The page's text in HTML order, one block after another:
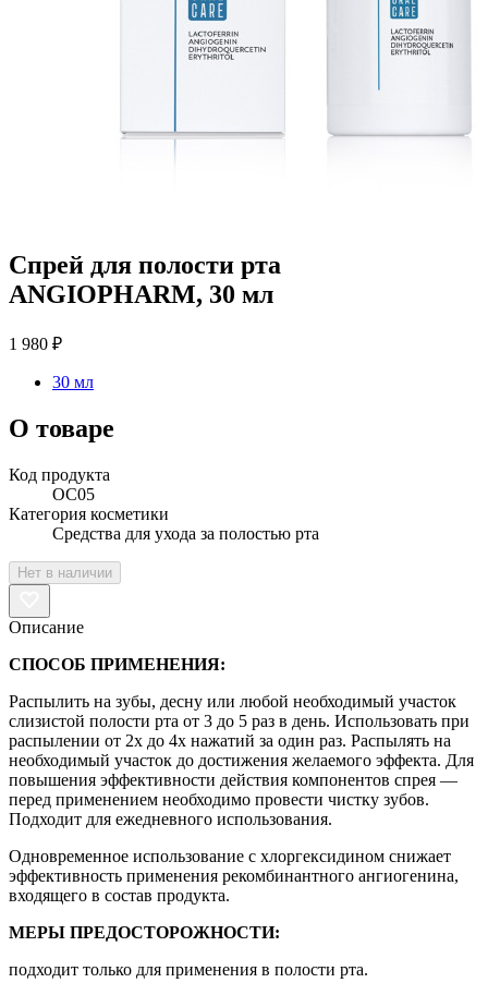
Спрей для полости рта
ANGIOPHARM, 30 мл
1 980 ₽
30 мл
О товаре
Код продукта
OC05
Категория косметики
Средства для ухода за полостью рта
Нет в наличии
Описание
СПОСОБ ПРИМЕНЕНИЯ:
Распылить на зубы, десну или любой необходимый участок
слизистой полости рта от 3 до 5 раз в день. Использовать при
распылении от 2х до 4х нажатий за один раз. Распылять на
необходимый участок до достижения желаемого эффекта. Для
повышения эффективности действия компонентов спрея —
перед применением необходимо провести чистку зубов.
Подходит для ежедневного использования.
Одновременное использование с хлоргексидином снижает
эффективность применения рекомбинантного ангиогенина,
входящего в состав продукта.
МЕРЫ ПРЕДОСТОРОЖНОСТИ:
подходит только для применения в полости рта.